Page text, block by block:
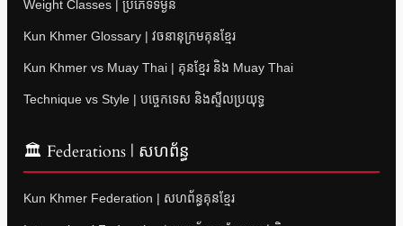
Weight Classes | ប្រភេទទម្ងន់
Kun Khmer Glossary | វចនានុក្រមគុនខ្មែរ
Kun Khmer vs Muay Thai | គុនខ្មែរ និង Muay Thai
Technique vs Style | បច្ចេកទេស និងស្ទីលប្រយុទ្ធ
🏛 Federations | សហព័ន្ធ
Kun Khmer Federation | សហព័ន្ធគុនខ្មែរ